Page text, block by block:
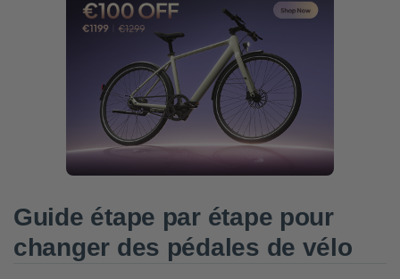
Guide étape par étape pour
changer des pédales de vélo